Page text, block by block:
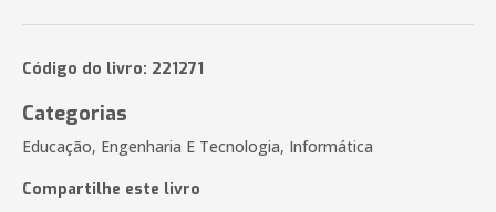
Código do livro: 221271
Categorias
Educação, Engenharia E Tecnologia, Informática
Compartilhe este livro